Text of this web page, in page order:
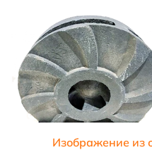
Изображение из